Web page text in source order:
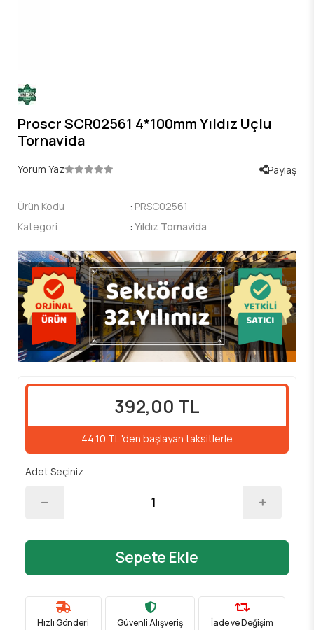
Proscr SCR02561 4*100mm Yıldız Uçlu
Tornavida
Yorum Yaz Paylaş
Ürün Kodu : PRSC02561
Kategori
: Yıldız Tornavida
392,00 TL
44,10 TL 'den başlayan taksitlerle
Adet Seçiniz
Sepete Ekle
Hızlı Gönderi Güvenli Alışveriş İade ve Değişim